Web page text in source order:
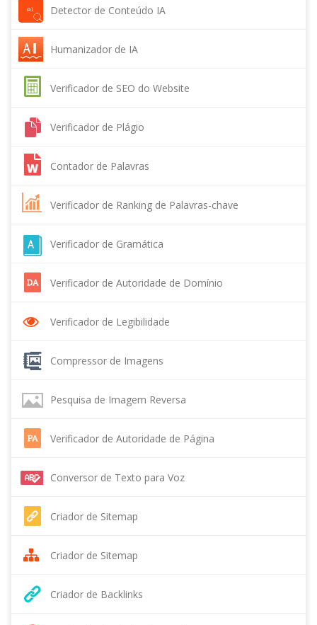
Detector de Conteúdo IA
Humanizador de IA
Verificador de SEO do Website
Verificador de Plágio
Contador de Palavras
Verificador de Ranking de Palavras-chave
Verificador de Gramática
Verificador de Autoridade de Domínio
Verificador de Legibilidade
Compressor de Imagens
Pesquisa de Imagem Reversa
Verificador de Autoridade de Página
Conversor de Texto para Voz
Criador de Sitemap
Criador de Sitemap
Criador de Backlinks